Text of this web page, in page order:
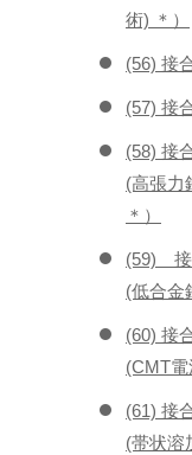
術) ＊）
(56) 接
(57) 接
(58) 接
(高張力
＊）
(59) 接
(低合金
(60) 接
(CMT
(61) 接
(帯状溶